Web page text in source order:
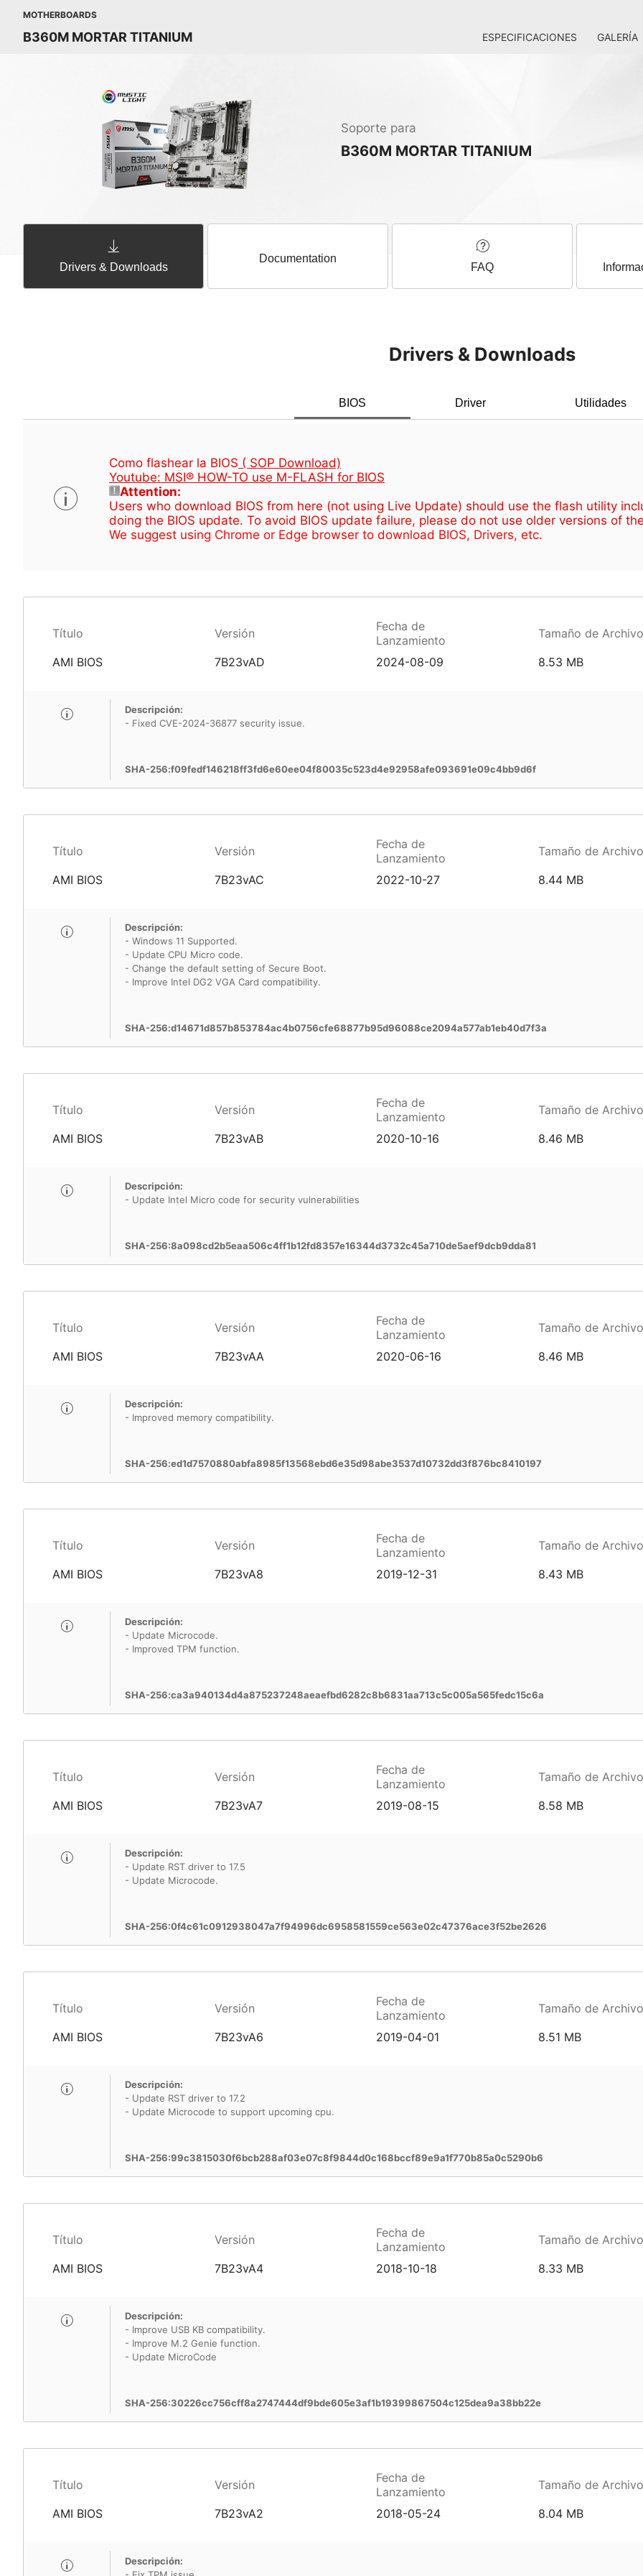
MOTHERBOARDS
B360M MORTAR TITANIUM ESPECIFICACIONES GALERÍA
Soporte para
B360M MORTAR TITANIUM
Drivers & Downloads
Documentation
FAQ
Drivers & Downloads
BIOS Driver Utilidades
Como flashear la BIOS ( SOP Download)
Youtube: MSI® HOW-TO use M-FLASH for BIOS
Attention:
Users who download BIOS from here (not using Live Update) should use the flash utility
doing the BIOS update. To avoid BIOS update failure, please do not use older versions of
We suggest using Chrome or Edge browser to download BIOS, Drivers, etc.
Título Versión
Fecha de
Lanzamiento
Tamaño de Archivo
AMI BIOS
7B23vAD 2024-08-09 8.53 MB
Descripción:
- Fixed CVE-2024-36877 security issue.
SHA-256:f09fedf146218ff3fd6e60ee04f80035c523d4e92958afe093691e09c4bb9d6f
Título Versión
Fecha de
Lanzamiento
Tamaño de Archivo
AMI BIOS
7B23vAC 2022-10-27 8.44 MB
Descripción:
- Windows 11 Supported.
- Update CPU Micro code.
- Change the default setting of Secure Boot.
- Improve Intel DG2 VGA Card compatibility.
SHA-256:d14671d857b853784ac4b0756cfe68877b95d96088ce2094a577ab1eb40d7f3a
Título Versión
Fecha de
Lanzamiento
Tamaño de Archivo
AMI BIOS
7B23vAB 2020-10-16 8.46 MB
Descripción:
- Update Intel Micro code for security vulnerabilities
SHA-256:8a098cd2b5eaa506c4ff1b12fd8357e16344d3732c45a710de5aef9dcb9dda81
Título Versión
Fecha de
Lanzamiento
Tamaño de Archivo
AMI BIOS
7B23vAA 2020-06-16 8.46 MB
Descripción:
- Improved memory compatibility.
SHA-256:ed1d7570880abfa8985f13568ebd6e35d98abe3537d10732dd3f876bc8410197
Título Versión
Fecha de
Lanzamiento
Tamaño de Archivo
AMI BIOS
7B23vA8 2019-12-31 8.43 MB
Descripción:
- Update Microcode.
- Improved TPM function.
SHA-256:ca3a940134d4a875237248aeaefbd6282c8b6831aa713c5c005a565fedc15c6a
Título Versión
Fecha de
Lanzamiento
Tamaño de Archivo
AMI BIOS
7B23vA7 2019-08-15 8.58 MB
Descripción:
- Update RST driver to 17.5
- Update Microcode.
SHA-256:0f4c61c0912938047a7f94996dc6958581559ce563e02c47376ace3f52be2626
Título Versión
Fecha de
Lanzamiento
Tamaño de Archivo
AMI BIOS
7B23vA6 2019-04-01 8.51 MB
Descripción:
- Update RST driver to 17.2
- Update Microcode to support upcoming cpu.
SHA-256:99c3815030f6bcb288af03e07c8f9844d0c168bccf89e9a1f770b85a0c5290b6
Título Versión
Fecha de
Lanzamiento
Tamaño de Archivo
AMI BIOS
7B23vA4 2018-10-18 8.33 MB
Descripción:
- Improve USB KB compatibility.
- Improve M.2 Genie function.
- Update MicroCode
SHA-256:30226cc756cff8a2747444df9bde605e3af1b19399867504c125dea9a38bb22e
Título Versión
Fecha de
Lanzamiento
Tamaño de Archivo
AMI BIOS
7B23vA2 2018-05-24 8.04 MB
Descripción: